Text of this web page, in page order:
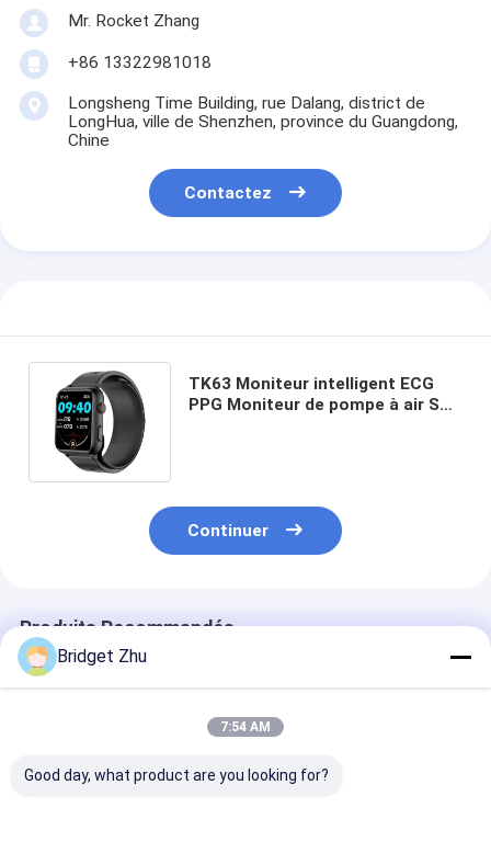
Mr. Rocket Zhang
+86 13322981018
Longsheng Time Building, rue Dalang, district de
LongHua, ville de Shenzhen, province du Guangdong,
Chine
Contactez
TK63 Moniteur intelligent ECG
PPG Moniteur de pompe à air Sac
Continuer
Produits Recommandés
Bridget Zhu
7:54 AM
Good day, what product are you looking for?